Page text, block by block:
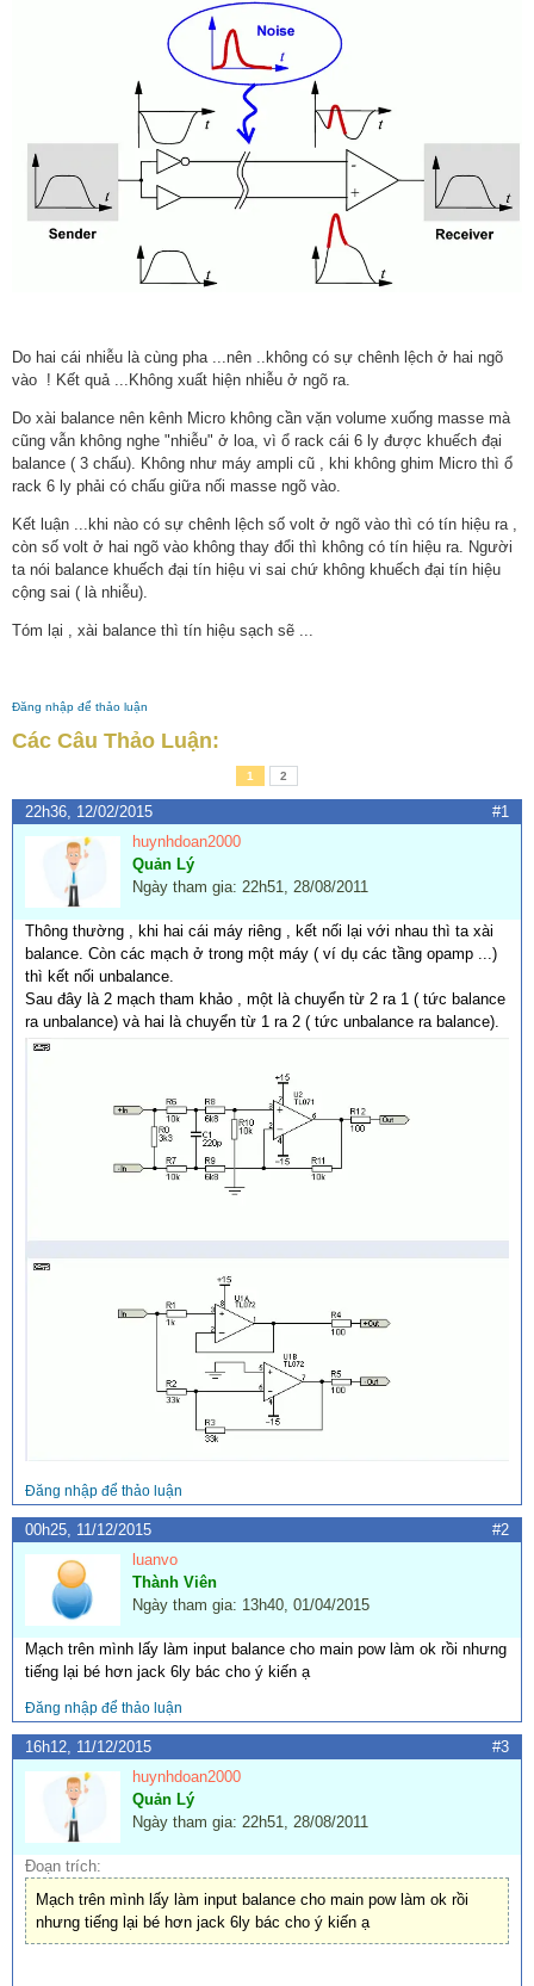
Do hai cái nhiễu là cùng pha ...nên ..không có sự chênh lệch ở hai ngõ
vào ! Kết quả ...Không xuất hiện nhiễu ở ngõ ra.
Do xài balance nên kênh Micro không cần vặn volume xuống masse mà
cũng vẫn không nghe "nhiễu" ở loa, vì ổ rack cái 6 ly được khuếch đại
balance ( 3 chấu). Không như máy ampli cũ , khi không ghim Micro thì ổ
rack 6 ly phải có chấu giữa nối masse ngõ vào.
Kết luận ...khi nào có sự chênh lệch số volt ở ngõ vào thì có tín hiệu ra ,
còn số volt ở hai ngõ vào không thay đổi thì không có tín hiệu ra. Người
ta nói balance khuếch đại tín hiệu vi sai chứ không khuếch đại tín hiệu
cộng sai ( là nhiễu).
Tóm lại , xài balance thì tín hiệu sạch sẽ ...
Đăng nhập để thảo luận
Các Câu Thảo Luận:
1 2
22h36, 12/02/2015
#1
huynhdoan2000
Quản Lý
Ngày tham gia: 22h51, 28/08/2011
Thông thường , khi hai cái máy riêng , kết nối lại với nhau thì ta xài
balance. Còn các mạch ở trong một máy ( ví dụ các tầng opamp ...)
thì kết nối unbalance.
Sau đây là 2 mạch tham khảo , một là chuyển từ 2 ra 1 ( tức balance
ra unbalance) và hai là chuyển từ 1 ra 2 ( tức unbalance ra balance).
Đăng nhập để thảo luận
00h25, 11/12/2015
#2
luanvo
Thành Viên
Ngày tham gia: 13h40, 01/04/2015
Mạch trên mình lấy làm input balance cho main pow làm ok rồi nhưng
tiếng lại bé hơn jack 6ly bác cho ý kiến ạ
Đăng nhập để thảo luận
16h12, 11/12/2015
#3
huynhdoan2000
Quản Lý
Ngày tham gia: 22h51, 28/08/2011
Đoạn trích:
Mạch trên mình lấy làm input balance cho main pow làm ok rồi
nhưng tiếng lại bé hơn jack 6ly bác cho ý kiến ạ